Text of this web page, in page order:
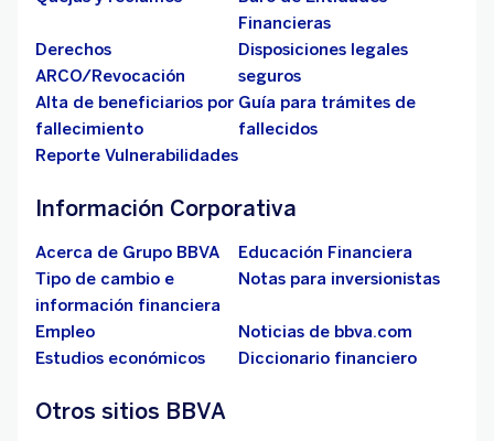
Financieras
Derechos
ARCO/Revocación
Disposiciones legales
seguros
Alta de beneficiarios por
fallecimiento
Guía para trámites de
fallecidos
Reporte Vulnerabilidades
Información Corporativa
Acerca de Grupo BBVA
Educación Financiera
Tipo de cambio e
información financiera
Notas para inversionistas
Empleo
Noticias de bbva.com
Estudios económicos
Diccionario financiero
Otros sitios BBVA